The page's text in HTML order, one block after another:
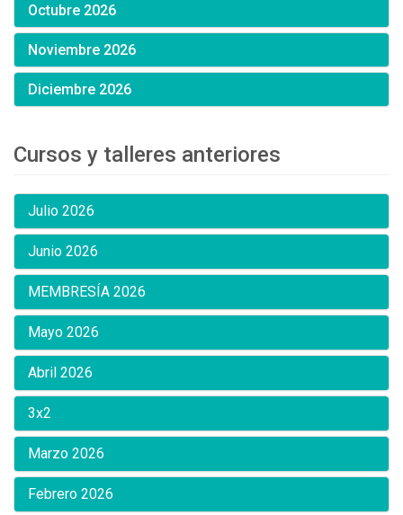
Octubre 2026
Noviembre 2026
Diciembre 2026
Cursos y talleres anteriores
Julio 2026
Junio 2026
MEMBRESÍA 2026
Mayo 2026
Abril 2026
3x2
Marzo 2026
Febrero 2026